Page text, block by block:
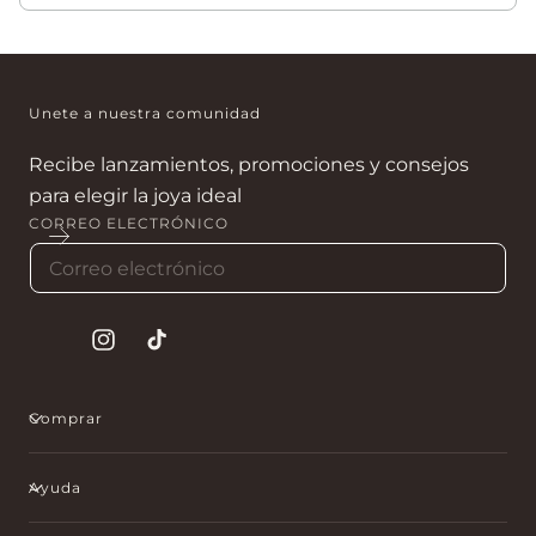
especiales.
Unete a nuestra comunidad
Recibe lanzamientos, promociones y consejos
para elegir la joya ideal
CORREO ELECTRÓNICO
Instagram
tiktok
Comprar
Ayuda